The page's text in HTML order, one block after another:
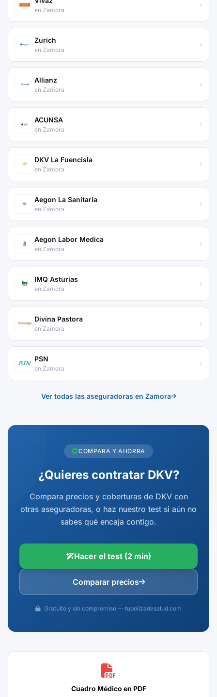
en Zamora
Zurich
en Zamora
Allianz
en Zamora
ACUNSA
en Zamora
DKV La Fuencisla
en Zamora
Aegon La Sanitaria
en Zamora
Aegon Labor Medica
en Zamora
IMQ Asturias
en Zamora
Divina Pastora
en Zamora
PSN
en Zamora
Ver todas las aseguradoras en Zamora
COMPARA Y AHORRA
¿Quieres contratar DKV?
Compara precios y coberturas de DKV con
otras aseguradoras, o haz nuestro test si aún no
sabes qué encaja contigo.
Hacer el test (2 min)
Comparar precios
Gratuito y sin compromiso — tupolizadesalud.com
Cuadro Médico en PDF